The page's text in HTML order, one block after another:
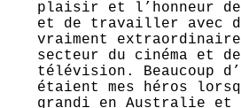
plaisir et l’honneur
et de travailler avec
vraiment
secteur du cinéma et
télévision. Beaucoup
étaient mes héros
grandi en Australie et